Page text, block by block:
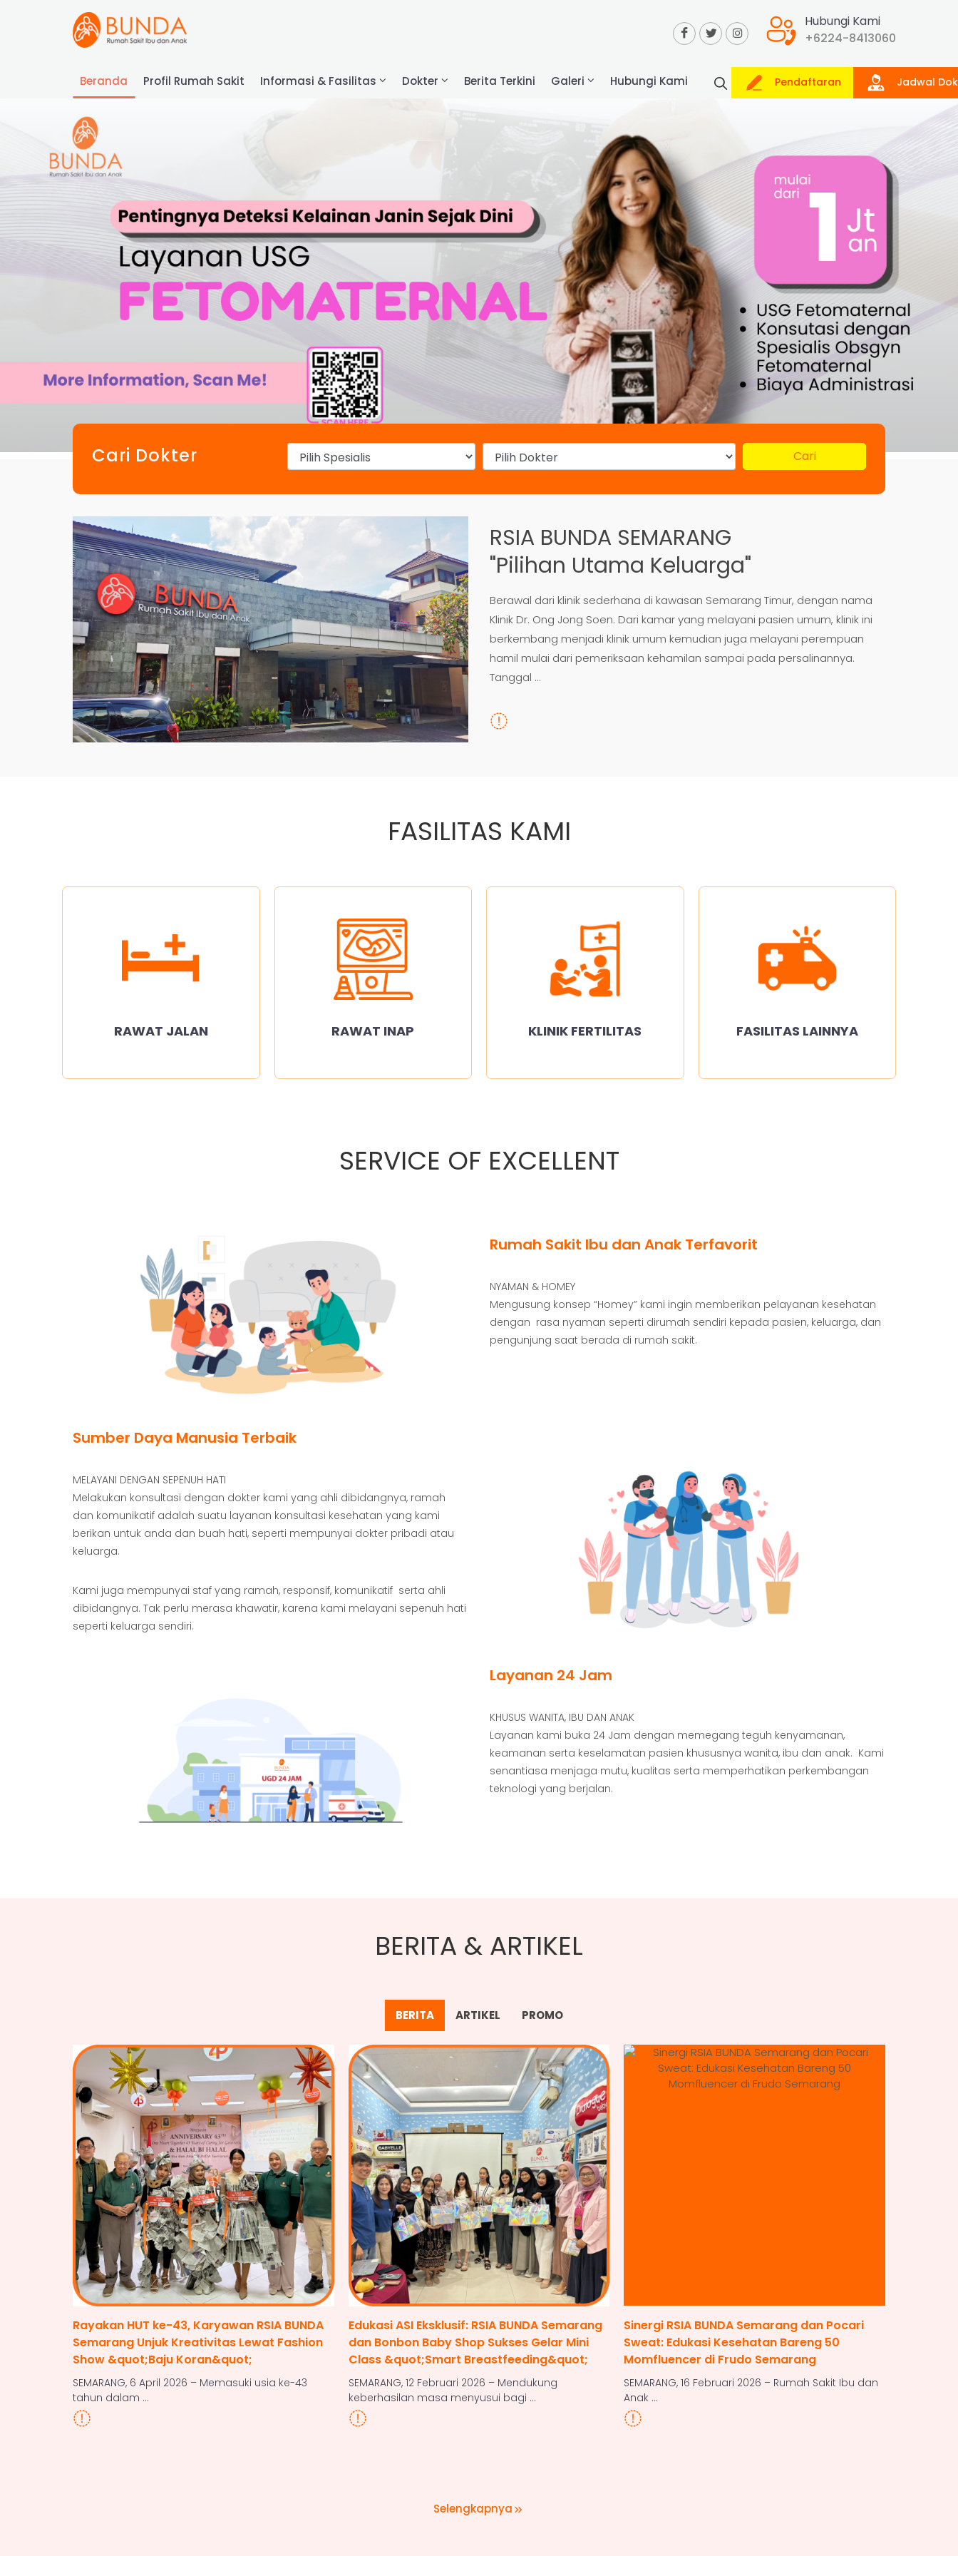
Hubungi Kami
+6224-8413060
Pendaftaran Jadwal
Beranda Profil Rumah Sakit Informasi & Fasilitas Dokter Berita Terkini Galeri Hubungi Kami
Cari Dokter Cari
RSIA BUNDA SEMARANG
"Pilihan Utama Keluarga"
Berawal dari klinik sederhana di kawasan Semarang Timur, dengan nama
Klinik Dr. Ong Jong Soen. Dari kamar yang melayani pasien umum, klinik ini
berkembang menjadi klinik umum kemudian juga melayani perempuan
hamil mulai dari pemeriksaan kehamilan sampai pada persalinannya.
Tanggal ...
FASILITAS KAMI
RAWAT JALAN RAWAT INAP KLINIK FERTILITAS FASILITAS LAINNYA
SERVICE OF EXCELLENT
Rumah Sakit Ibu dan Anak Terfavorit
NYAMAN & HOMEY
Mengusung konsep “Homey” kami ingin memberikan pelayanan kesehatan
dengan rasa nyaman seperti dirumah sendiri kepada pasien, keluarga, dan
pengunjung saat berada di rumah sakit.
Sumber Daya Manusia Terbaik
MELAYANI DENGAN SEPENUH HATI
Melakukan konsultasi dengan dokter kami yang ahli dibidangnya, ramah
dan komunikatif adalah suatu layanan konsultasi kesehatan yang kami
berikan untuk anda dan buah hati, seperti mempunyai dokter pribadi atau
keluarga.
Kami juga mempunyai staf yang ramah, responsif, komunikatif serta ahli
dibidangnya. Tak perlu merasa khawatir, karena kami melayani sepenuh hati
seperti keluarga sendiri.
Layanan 24 Jam
KHUSUS WANITA, IBU DAN ANAK
Layanan kami buka 24 Jam dengan memegang teguh kenyamanan,
keamanan serta keselamatan pasien khususnya wanita, ibu dan anak. Kami
senantiasa menjaga mutu, kualitas serta memperhatikan perkembangan
teknologi yang berjalan.
BERITA & ARTIKEL
BERITA ARTIKEL PROMO
Rayakan HUT ke-43, Karyawan RSIA BUNDA
Semarang Unjuk Kreativitas Lewat Fashion
Show &quot;Baju Koran&quot;
SEMARANG, 6 April 2026 – Memasuki usia ke-43
tahun dalam ...
Edukasi ASI Eksklusif: RSIA BUNDA Semarang
dan Bonbon Baby Shop Sukses Gelar Mini
Class &quot;Smart Breastfeeding&quot;
SEMARANG, 12 Februari 2026 – Mendukung
keberhasilan masa menyusui bagi ...
Sinergi RSIA BUNDA Semarang dan Pocari
Sweat: Edukasi Kesehatan Bareng 50
Momfluencer di Frudo Semarang
SEMARANG, 16 Februari 2026 – Rumah Sakit Ibu dan
Anak ...
Selengkapnya